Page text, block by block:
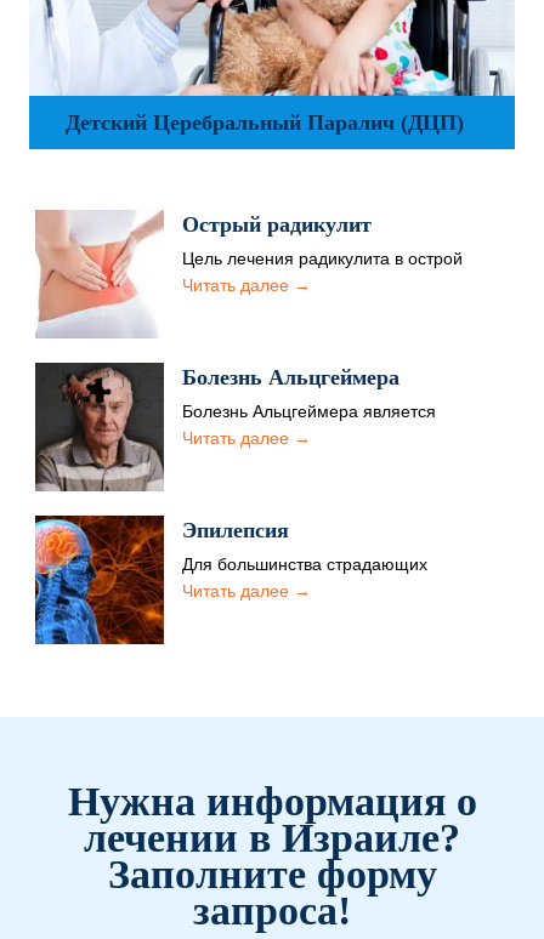
Детский Церебральный Паралич (ДЦП)
Острый радикулит
Цель лечения радикулита в острой
форме – уменьшить болевой синдром, а
Читать далее →
Болезнь Альцгеймера
Болезнь Альцгеймера является
неуклонно развивающейся патологией
Читать далее →
Эпилепсия
Для большинства страдающих
эпилепсией пациентов помощь
Читать далее →
Нужна информация о
лечении в Израиле?
Заполните форму
запроса!